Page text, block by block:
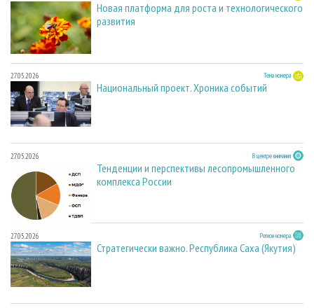
Новая платформа для роста и технологического
развития
27.05.2026 Тема номера
Национальный проект. Хроника событий
27.05.2026 В центре внимания
Тенденции и перспективы лесопромышленного
комплекса России
27.05.2026 Регион номера
Стратегически важно. Республика Саха (Якутия)